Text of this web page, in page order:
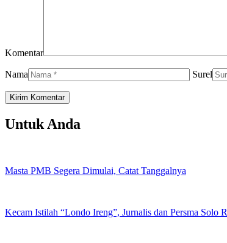
Komentar
Nama Surel
Untuk Anda
Masta PMB Segera Dimulai, Catat Tanggalnya
Kecam Istilah “Londo Ireng”, Jurnalis dan Persma Solo